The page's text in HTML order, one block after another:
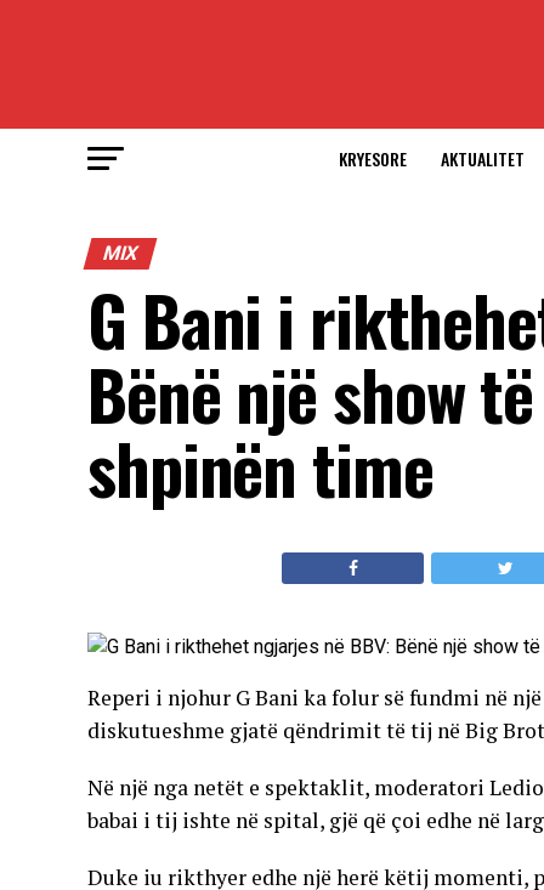
KRYESORE AKTUALITET
MIX
G Bani i
Bënë një show
shpinën time
Reperi i njohur G Bani ka folur së fundmi në
diskutueshme gjatë qëndrimit të tij në Big
Në një nga netët e spektaklit, moderatori
babai i tij ishte në spital, gjë që çoi edhe në
Duke iu rikthyer edhe një herë këtij momenti,